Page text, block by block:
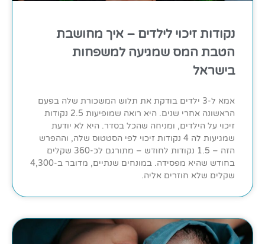
נקודות זיכוי לילדים – איך מחושבת
הטבת המס שמגיעה למשפחות
בישראל
אמא ל-3 ילדים בודקת את תלוש המשכורת שלה בפעם
הראשונה אחרי שנים. היא רואה שמופיעות 2.5 נקודות
זיכוי על הילדים, ומניחה שהכל בסדר. היא לא יודעת
שמגיעות לה 4 נקודות זיכוי לפי הסטטוס שלה, וההפרש
הזה – 1.5 נקודות לחודש – מתורגם לכ-360 שקלים
בחודש שהיא מפסידה. במונחים שנתיים, מדובר ב-4,300
שקלים שלא חוזרים אליה.